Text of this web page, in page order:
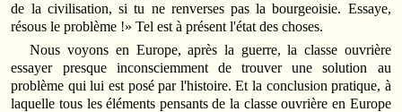
de la civilisation, si tu ne renverses pas la bourgeoisie. Essaye,
résous le problème !» Tel est à présent l'état des choses.
Nous voyons en Europe, après la guerre, la classe ouvrière
essayer presque inconsciemment de trouver une solution au
problème qui lui est posé par l'histoire. Et la conclusion pratique, à
laquelle tous les éléments pensants de la classe ouvrière en Europe